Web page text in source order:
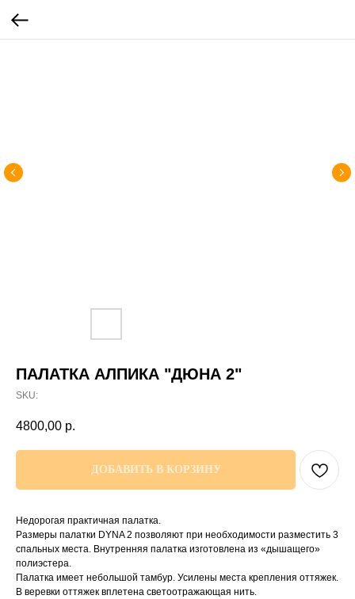
ПАЛАТКА АЛПИКА "ДЮНА 2"
SKU:
4800,00 р.
ДОБАВИТЬ В КОРЗИНУ
Недорогая практичная палатка.
Размеры палатки DYNA 2 позволяют при необходимости разместить 3
спальных места. Внутренняя палатка изготовлена из «дышащего»
полиэстера.
Палатка имеет небольшой тамбур. Усилены места крепления оттяжек.
В веревки оттяжек вплетена светоотражающая нить.